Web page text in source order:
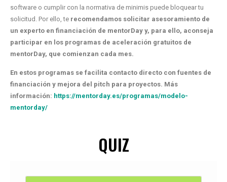
software o cumplir con la normativa de minimis puede bloquear tu
solicitud. Por ello, te recomendamos solicitar asesoramiento de
un experto en financiación de mentorDay y, para ello, aconseja
participar en los programas de aceleración gratuitos de
mentorDay, que comienzan cada mes.
En estos programas se facilita contacto directo con fuentes de
financiación y mejora del pitch para proyectos. Más
información: https://mentorday.es/programas/modelo-
mentorday/
QUIZ